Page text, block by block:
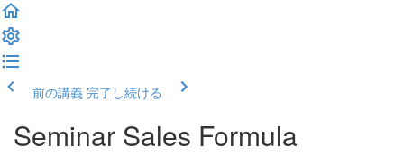
前の講義 完了し続ける
Seminar Sales Formula